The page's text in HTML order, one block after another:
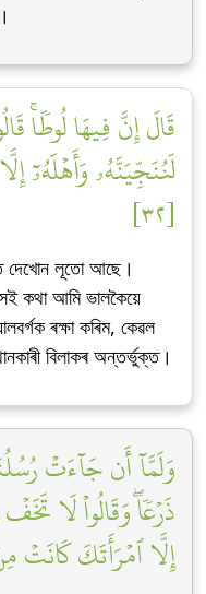
قَالَ إِنَّ فِيهَا لُوطٗاۚ
لَنُنَجِّيَنَّهُۥ وَأَهۡلَهُۥٓ
[٣٢]
দেখোন লূতো আছে।
কথা আমি ভালকৈয়ে
ৰক্ষা কৰিম, কেৱল
বিলাকৰ অন্তৰ্ভুক্ত।
وَلَمَّآ أَن جَآءَتۡ
ذَرۡعٗاۖ وَقَالُواْ لَا
إِلَّا ٱمۡرَأَتَكَ كَانَتۡ